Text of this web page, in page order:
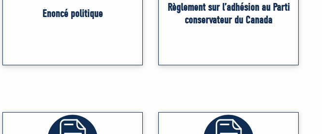
Énoncé politique
Règlement sur l’adhésion au Parti
conservateur du Canada